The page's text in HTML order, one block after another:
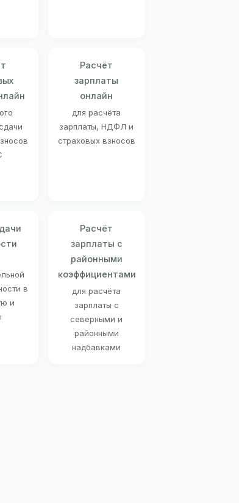
Расчёт
зарплаты
онлайн
для расчёта
зарплаты, НДФЛ и
страховых взносов
в
и
Расчёт
зарплаты с
районными
коэффициентами
для расчёта
зарплаты с
северными и
районными
надбавками